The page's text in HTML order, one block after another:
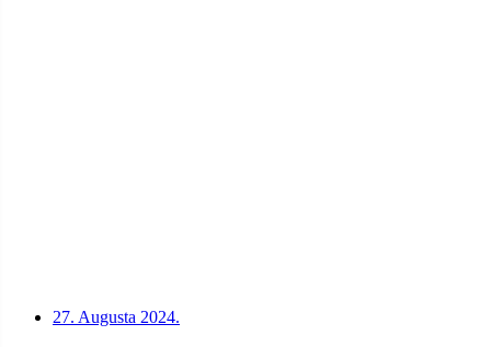
27. Augusta 2024.